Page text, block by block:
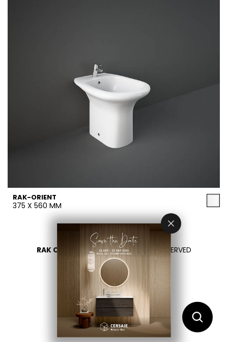
RAK-ORIENT
375 X 560 MM
RAK CERAMICS 2026- ALL RIGHTS RESERVED
DATENSCHUTZÜBERSICHT
KONTAKTIEREN SIE UNS
BITTE LAND WÄHLEN
DE
EN